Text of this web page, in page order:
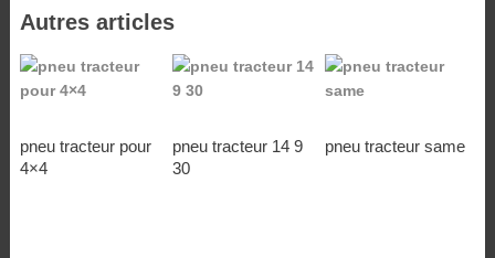
Autres articles
pneu tracteur pour
4×4
pneu tracteur 14 9
30
pneu tracteur same